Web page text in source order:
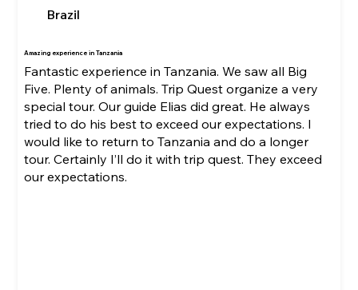
Brazil
Amazing experience in Tanzania
Fantastic experience in Tanzania. We saw all Big
Five. Plenty of animals. Trip Quest organize a very
special tour. Our guide Elias did great. He always
tried to do his best to exceed our expectations. I
would like to return to Tanzania and do a longer
tour. Certainly I’ll do it with trip quest. They exceed
our expectations.